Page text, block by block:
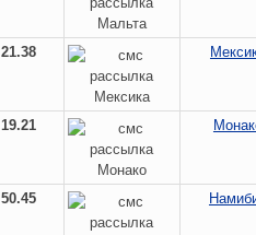
21.38
19.21
50.45